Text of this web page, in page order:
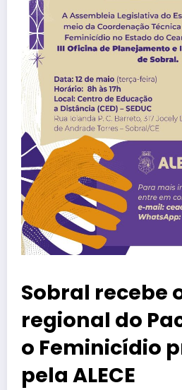
Sobral recebe
regional do
o Feminicídio
pela ALECE